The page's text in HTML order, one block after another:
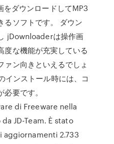
ダウンロードしてMP3
るソフトです。 ダウン
jDownloaderは操作画
度な機能が充実している
ン向きといえるでしょ
ンストール時には、コ
要です。
di Freeware nella
JD-Team. È stato
2.733